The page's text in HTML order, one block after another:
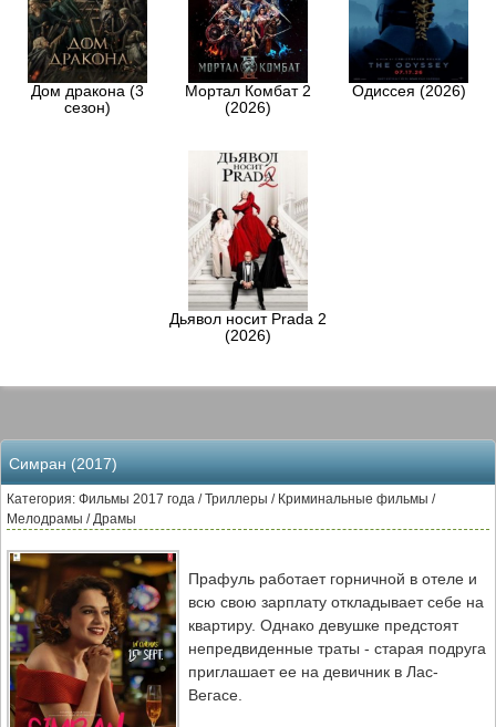
Дом дракона (3
сезон)
Мортал Комбат 2
(2026)
Одиссея (2026)
Дьявол носит Prada 2
(2026)
Симран (2017)
Категория: Фильмы 2017 года / Триллеры / Криминальные фильмы /
Мелодрамы / Драмы
Прафуль работает горничной в отеле и
всю свою зарплату откладывает себе на
квартиру. Однако девушке предстоят
непредвиденные траты - старая подруга
приглашает ее на девичник в Лас-
Вегасе.